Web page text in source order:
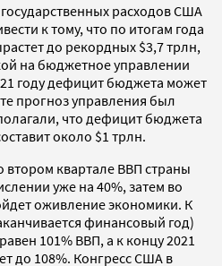
расходов США
к тому, что по итогам года
до рекордных $3,7 трлн,
на бюджетное управлении
году дефицит бюджета может
прогноз управления был
что дефицит бюджета
около $1 трлн.
квартале ВВП страны
уже на 40%, затем во
оживление экономики. К
финансовый год)
101% ВВП, а к концу 2021
до 108%. Конгресс США в